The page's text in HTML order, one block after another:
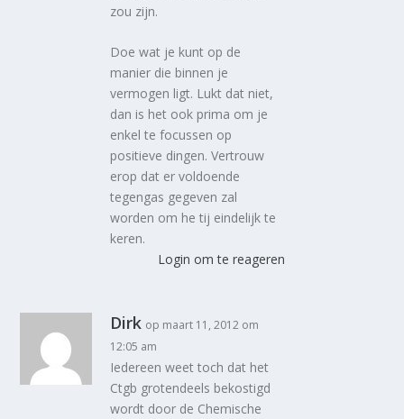
zou zijn.
Doe wat je kunt op de
manier die binnen je
vermogen ligt. Lukt dat niet,
dan is het ook prima om je
enkel te focussen op
positieve dingen. Vertrouw
erop dat er voldoende
tegengas gegeven zal
worden om he tij eindelijk te
keren.
Login om te reageren
Dirk op maart 11, 2012 om
12:05 am
Iedereen weet toch dat het
Ctgb grotendeels bekostigd
wordt door de Chemische